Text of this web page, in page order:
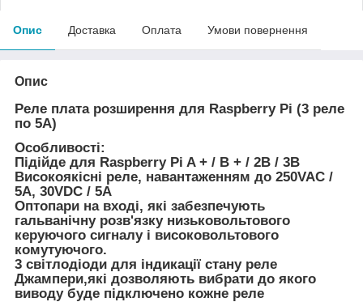
Опис Доставка Оплата Умови повернення
Опис
Реле плата розширення для Raspberry Pi (3 реле
по 5А)
Особливості:
Підійде для Raspberry Pi A + / B + / 2B / 3B
Високоякісні реле, навантаженням до 250VAC /
5A, 30VDC / 5A
Оптопари на вході, які забезпечують
гальванічну розв'язку низьковольтового
керуючого сигналу і високовольтового
комутуючого.
3 світлодіоди для індикації стану реле
Джампери,які дозволяють вибрати до якого
виводу буде підключено кожне реле